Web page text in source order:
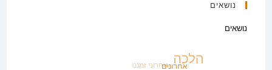
נושאים
נושאים